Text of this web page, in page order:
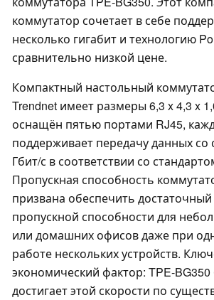
коммутатор сочетает в себе
несколько гигабит и технологию
сравнительно низкой цене.
Компактный настольный
Trendnet имеет размеры 6,3 x 4,3 x
оснащён пятью портами RJ45,
поддерживает передачу данных со
Гбит/с в соответствии со
Пропускная способность
призвана обеспечить достаточный
пропускной способности для
или домашних офисов даже при
работе нескольких устройств.
экономический фактор: TPE-
достигает этой скорости по